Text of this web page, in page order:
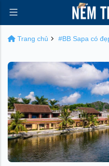
Trang chủ #BB Sapa có